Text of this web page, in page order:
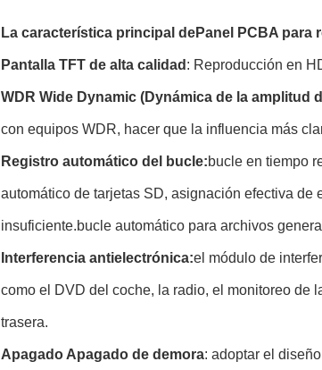
La característica principal dePanel PCBA para
Pantalla TFT de alta calidad : Reproducción en
WDR Wide Dynamic (Dynámica de la amplitud
con equipos WDR, hacer que la influencia más
Registro automático del bucle:bucle en tiempo
automático de tarjetas SD, asignación efectiva
insuficiente.bucle automático para archivos
Interferencia antielectrónica:el módulo de
como el DVD del coche, la radio, el monitoreo de
trasera.
Apagado Apagado de demora: adoptar el